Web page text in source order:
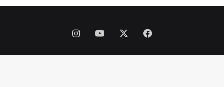
Facebook
YouTube